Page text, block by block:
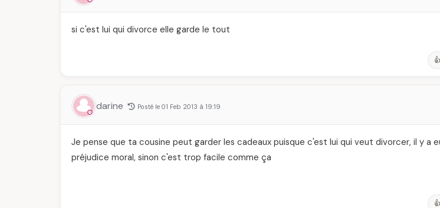
si c'est lui qui divorce elle garde le tout
darine Posté le 01 Feb 2013 à 19:19
Je pense que ta cousine peut garder les cadeaux puisque c'est lui qui veut divorcer, il y a
préjudice moral, sinon c'est trop facile comme ça